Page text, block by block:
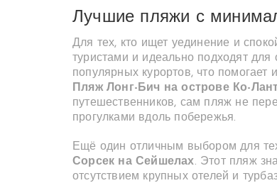
Лучшие пляжи с
Для тех, кто ищет уединение и
туристами и идеально подходят
популярных курортов, что
Пляж Лонг-Бич на острове Ко-
путешественников, сам пляж не
прогулками вдоль побережья.
Ещё один отличным выбором для
Сорсек на Сейшелах. Этот пляж
отсутствием крупных отелей и